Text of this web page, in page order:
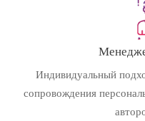
Индивидуальный
сопровождения